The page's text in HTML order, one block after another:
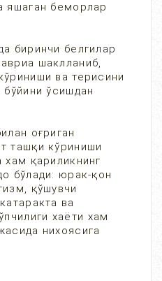
яшаган беморлар
биринчи белгилар
шаклланиб,
ва терисини
ўсишдан
оғриган
ташқи кўриниши
хам қариликнинг
бўлади: юрак-қон
қўшувчи
ва
хаёти хам
нихоясига